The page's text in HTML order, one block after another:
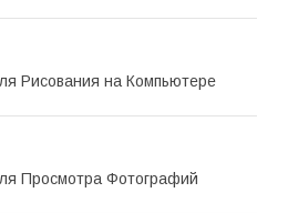
Рисования на Компьютере
Просмотра Фотографий